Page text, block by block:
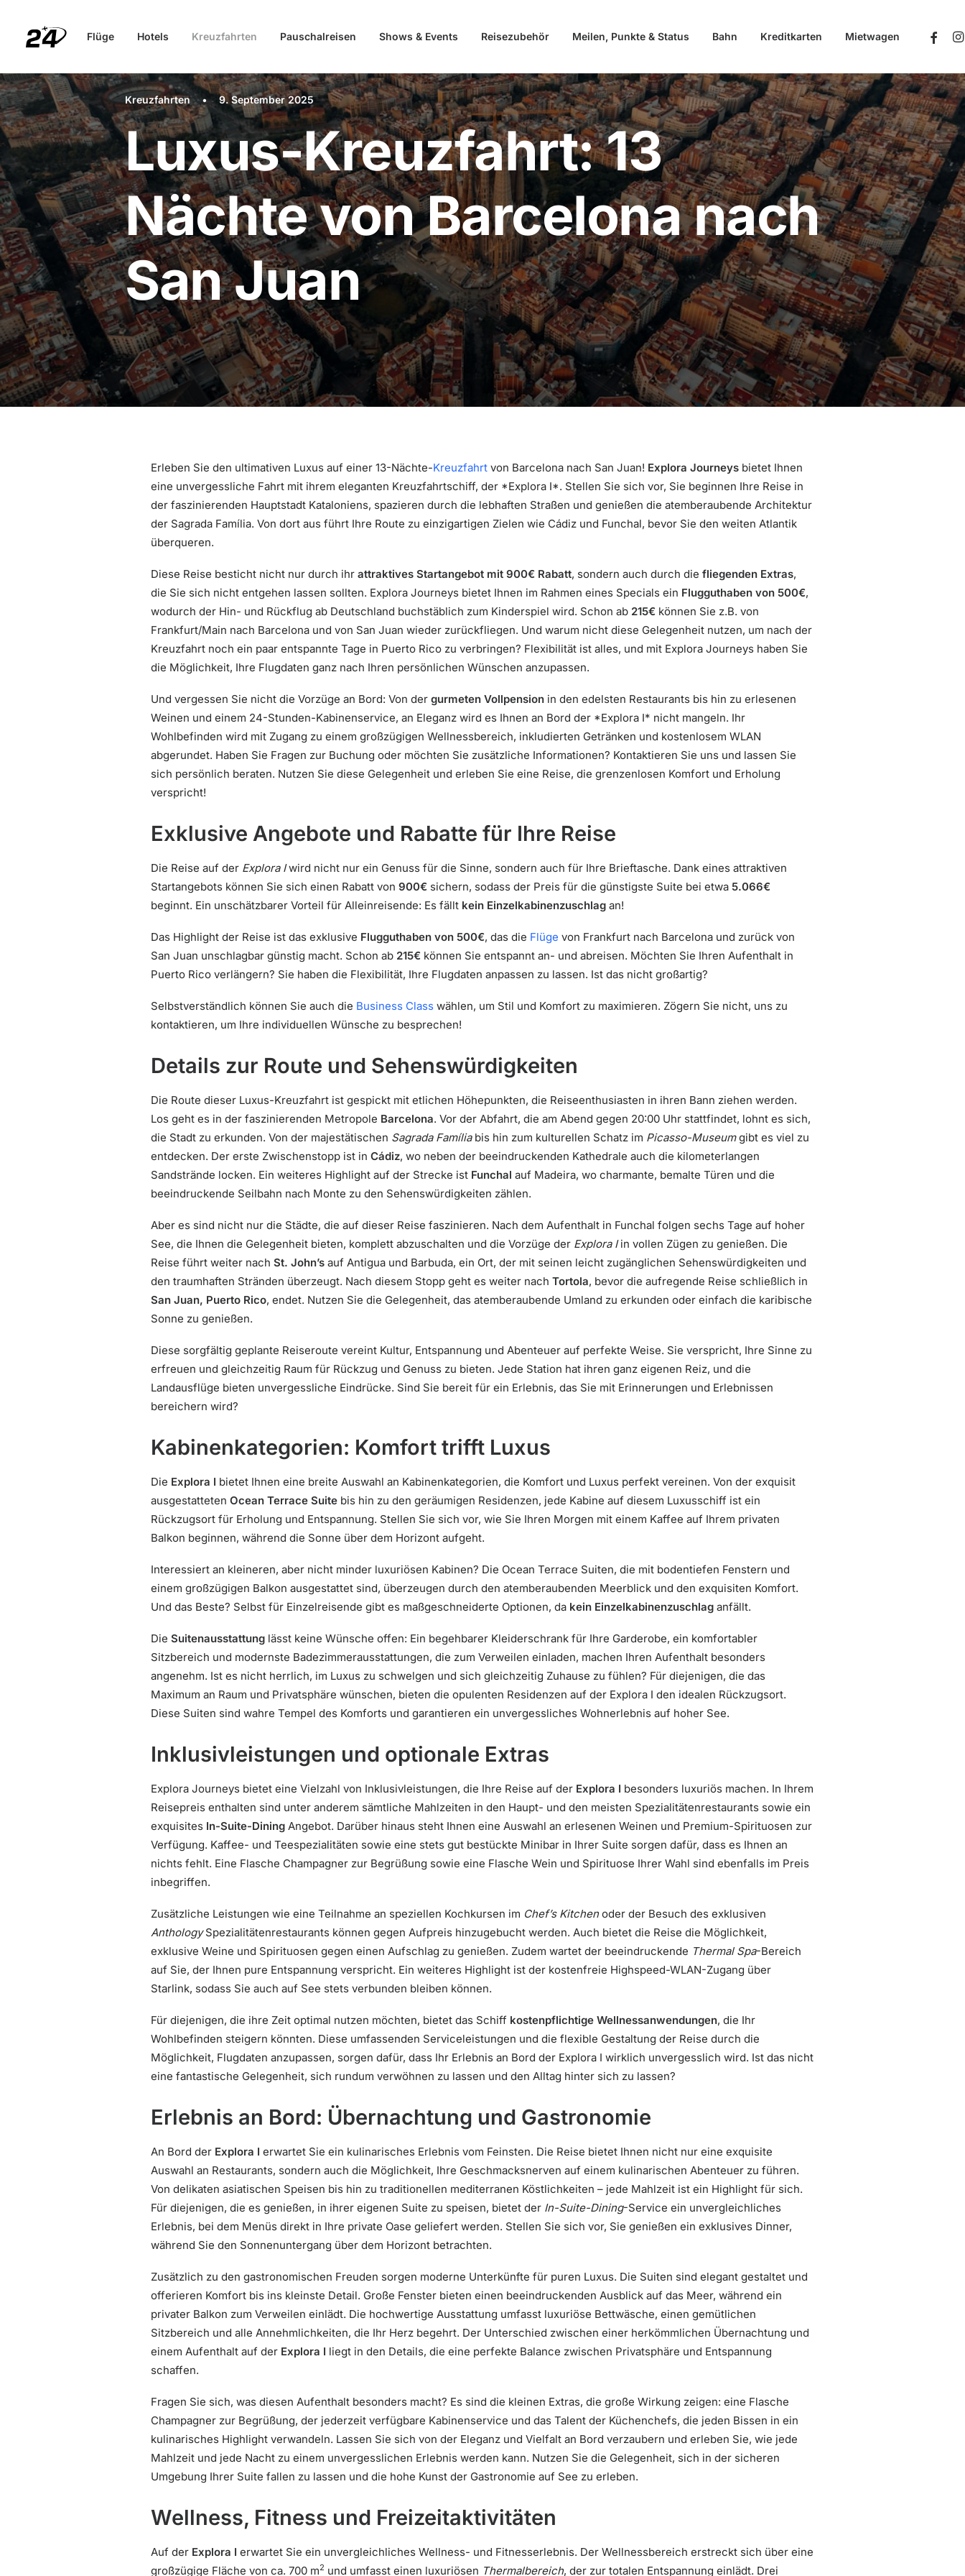
Flüge Hotels Kreuzfahrten Pauschalreisen Shows & Events Reisezubehör Meilen, Punkte & Status Bahn Kreditkarten Mietwagen
Kreuzfahrten • 9. September 2025
Luxus-Kreuzfahrt: 13
Nächte von Barcelona nach
San Juan
Erleben Sie den ultimativen Luxus auf einer 13-Nächte-Kreuzfahrt von Barcelona nach San Juan! Explora Journeys bietet Ihnen
eine unvergessliche Fahrt mit ihrem eleganten Kreuzfahrtschiff, der *Explora I*. Stellen Sie sich vor, Sie beginnen Ihre Reise in
der faszinierenden Hauptstadt Kataloniens, spazieren durch die lebhaften Straßen und genießen die atemberaubende Architektur
der Sagrada Família. Von dort aus führt Ihre Route zu einzigartigen Zielen wie Cádiz und Funchal, bevor Sie den weiten Atlantik
überqueren.
Diese Reise besticht nicht nur durch ihr attraktives Startangebot mit 900€ Rabatt, sondern auch durch die fliegenden Extras,
die Sie sich nicht entgehen lassen sollten. Explora Journeys bietet Ihnen im Rahmen eines Specials ein Flugguthaben von 500€,
wodurch der Hin- und Rückflug ab Deutschland buchstäblich zum Kinderspiel wird. Schon ab 215€ können Sie z.B. von
Frankfurt/Main nach Barcelona und von San Juan wieder zurückfliegen. Und warum nicht diese Gelegenheit nutzen, um nach der
Kreuzfahrt noch ein paar entspannte Tage in Puerto Rico zu verbringen? Flexibilität ist alles, und mit Explora Journeys haben Sie
die Möglichkeit, Ihre Flugdaten ganz nach Ihren persönlichen Wünschen anzupassen.
Und vergessen Sie nicht die Vorzüge an Bord: Von der gurmeten Vollpension in den edelsten Restaurants bis hin zu erlesenen
Weinen und einem 24-Stunden-Kabinenservice, an Eleganz wird es Ihnen an Bord der *Explora I* nicht mangeln. Ihr
Wohlbefinden wird mit Zugang zu einem großzügigen Wellnessbereich, inkludierten Getränken und kostenlosem WLAN
abgerundet. Haben Sie Fragen zur Buchung oder möchten Sie zusätzliche Informationen? Kontaktieren Sie uns und lassen Sie
sich persönlich beraten. Nutzen Sie diese Gelegenheit und erleben Sie eine Reise, die grenzenlosen Komfort und Erholung
verspricht!
Exklusive Angebote und Rabatte für Ihre Reise
Die Reise auf der Explora Iwird nicht nur ein Genuss für die Sinne, sondern auch für Ihre Brieftasche. Dank eines attraktiven
Startangebots können Sie sich einen Rabatt von 900€ sichern, sodass der Preis für die günstigste Suite bei etwa 5.066€
beginnt. Ein unschätzbarer Vorteil für Alleinreisende: Es fällt kein Einzelkabinenzuschlag an!
Das Highlight der Reise ist das exklusive Flugguthaben von 500€, das die Flüge von Frankfurt nach Barcelona und zurück von
San Juan unschlagbar günstig macht. Schon ab 215€ können Sie entspannt an- und abreisen. Möchten Sie Ihren Aufenthalt in
Puerto Rico verlängern? Sie haben die Flexibilität, Ihre Flugdaten anpassen zu lassen. Ist das nicht großartig?
Selbstverständlich können Sie auch die Business Class wählen, um Stil und Komfort zu maximieren. Zögern Sie nicht, uns zu
kontaktieren, um Ihre individuellen Wünsche zu besprechen!
Details zur Route und Sehenswürdigkeiten
Die Route dieser Luxus-Kreuzfahrt ist gespickt mit etlichen Höhepunkten, die Reiseenthusiasten in ihren Bann ziehen werden.
Los geht es in der faszinierenden Metropole Barcelona. Vor der Abfahrt, die am Abend gegen 20:00 Uhr stattfindet, lohnt es sich,
die Stadt zu erkunden. Von der majestätischen Sagrada Famíliabis hin zum kulturellen Schatz im Picasso-Museumgibt es viel zu
entdecken. Der erste Zwischenstopp ist in Cádiz, wo neben der beeindruckenden Kathedrale auch die kilometerlangen
Sandstrände locken. Ein weiteres Highlight auf der Strecke ist Funchal auf Madeira, wo charmante, bemalte Türen und die
beeindruckende Seilbahn nach Monte zu den Sehenswürdigkeiten zählen.
Aber es sind nicht nur die Städte, die auf dieser Reise faszinieren. Nach dem Aufenthalt in Funchal folgen sechs Tage auf hoher
See, die Ihnen die Gelegenheit bieten, komplett abzuschalten und die Vorzüge der Explora Iin vollen Zügen zu genießen. Die
Reise führt weiter nach St. John’s auf Antigua und Barbuda, ein Ort, der mit seinen leicht zugänglichen Sehenswürdigkeiten und
den traumhaften Stränden überzeugt. Nach diesem Stopp geht es weiter nach Tortola, bevor die aufregende Reise schließlich in
San Juan, Puerto Rico, endet. Nutzen Sie die Gelegenheit, das atemberaubende Umland zu erkunden oder einfach die karibische
Sonne zu genießen.
Diese sorgfältig geplante Reiseroute vereint Kultur, Entspannung und Abenteuer auf perfekte Weise. Sie verspricht, Ihre Sinne zu
erfreuen und gleichzeitig Raum für Rückzug und Genuss zu bieten. Jede Station hat ihren ganz eigenen Reiz, und die
Landausflüge bieten unvergessliche Eindrücke. Sind Sie bereit für ein Erlebnis, das Sie mit Erinnerungen und Erlebnissen
bereichern wird?
Kabinenkategorien: Komfort trifft Luxus
Die Explora I bietet Ihnen eine breite Auswahl an Kabinenkategorien, die Komfort und Luxus perfekt vereinen. Von der exquisit
ausgestatteten Ocean Terrace Suite bis hin zu den geräumigen Residenzen, jede Kabine auf diesem Luxusschiff ist ein
Rückzugsort für Erholung und Entspannung. Stellen Sie sich vor, wie Sie Ihren Morgen mit einem Kaffee auf Ihrem privaten
Balkon beginnen, während die Sonne über dem Horizont aufgeht.
Interessiert an kleineren, aber nicht minder luxuriösen Kabinen? Die Ocean Terrace Suiten, die mit bodentiefen Fenstern und
einem großzügigen Balkon ausgestattet sind, überzeugen durch den atemberaubenden Meerblick und den exquisiten Komfort.
Und das Beste? Selbst für Einzelreisende gibt es maßgeschneiderte Optionen, da kein Einzelkabinenzuschlag anfällt.
Die Suitenausstattung lässt keine Wünsche offen: Ein begehbarer Kleiderschrank für Ihre Garderobe, ein komfortabler
Sitzbereich und modernste Badezimmerausstattungen, die zum Verweilen einladen, machen Ihren Aufenthalt besonders
angenehm. Ist es nicht herrlich, im Luxus zu schwelgen und sich gleichzeitig Zuhause zu fühlen? Für diejenigen, die das
Maximum an Raum und Privatsphäre wünschen, bieten die opulenten Residenzen auf der Explora I den idealen Rückzugsort.
Diese Suiten sind wahre Tempel des Komforts und garantieren ein unvergessliches Wohnerlebnis auf hoher See.
Inklusivleistungen und optionale Extras
Explora Journeys bietet eine Vielzahl von Inklusivleistungen, die Ihre Reise auf der Explora I besonders luxuriös machen. In Ihrem
Reisepreis enthalten sind unter anderem sämtliche Mahlzeiten in den Haupt- und den meisten Spezialitätenrestaurants sowie ein
exquisites In-Suite-Dining Angebot. Darüber hinaus steht Ihnen eine Auswahl an erlesenen Weinen und Premium-Spirituosen zur
Verfügung. Kaffee- und Teespezialitäten sowie eine stets gut bestückte Minibar in Ihrer Suite sorgen dafür, dass es Ihnen an
nichts fehlt. Eine Flasche Champagner zur Begrüßung sowie eine Flasche Wein und Spirituose Ihrer Wahl sind ebenfalls im Preis
inbegriffen.
Zusätzliche Leistungen wie eine Teilnahme an speziellen Kochkursen im Chef’s Kitchenoder der Besuch des exklusiven
AnthologySpezialitätenrestaurants können gegen Aufpreis hinzugebucht werden. Auch bietet die Reise die Möglichkeit,
exklusive Weine und Spirituosen gegen einen Aufschlag zu genießen. Zudem wartet der beeindruckende Thermal Spa-Bereich
auf Sie, der Ihnen pure Entspannung verspricht. Ein weiteres Highlight ist der kostenfreie Highspeed-WLAN-Zugang über
Starlink, sodass Sie auch auf See stets verbunden bleiben können.
Für diejenigen, die ihre Zeit optimal nutzen möchten, bietet das Schiff kostenpflichtige Wellnessanwendungen, die Ihr
Wohlbefinden steigern könnten. Diese umfassenden Serviceleistungen und die flexible Gestaltung der Reise durch die
Möglichkeit, Flugdaten anzupassen, sorgen dafür, dass Ihr Erlebnis an Bord der Explora I wirklich unvergesslich wird. Ist das nicht
eine fantastische Gelegenheit, sich rundum verwöhnen zu lassen und den Alltag hinter sich zu lassen?
Erlebnis an Bord: Übernachtung und Gastronomie
An Bord der Explora I erwartet Sie ein kulinarisches Erlebnis vom Feinsten. Die Reise bietet Ihnen nicht nur eine exquisite
Auswahl an Restaurants, sondern auch die Möglichkeit, Ihre Geschmacksnerven auf einem kulinarischen Abenteuer zu führen.
Von delikaten asiatischen Speisen bis hin zu traditionellen mediterranen Köstlichkeiten – jede Mahlzeit ist ein Highlight für sich.
Für diejenigen, die es genießen, in ihrer eigenen Suite zu speisen, bietet der In-Suite-Dining-Service ein unvergleichliches
Erlebnis, bei dem Menüs direkt in Ihre private Oase geliefert werden. Stellen Sie sich vor, Sie genießen ein exklusives Dinner,
während Sie den Sonnenuntergang über dem Horizont betrachten.
Zusätzlich zu den gastronomischen Freuden sorgen moderne Unterkünfte für puren Luxus. Die Suiten sind elegant gestaltet und
offerieren Komfort bis ins kleinste Detail. Große Fenster bieten einen beeindruckenden Ausblick auf das Meer, während ein
privater Balkon zum Verweilen einlädt. Die hochwertige Ausstattung umfasst luxuriöse Bettwäsche, einen gemütlichen
Sitzbereich und alle Annehmlichkeiten, die Ihr Herz begehrt. Der Unterschied zwischen einer herkömmlichen Übernachtung und
einem Aufenthalt auf der Explora I liegt in den Details, die eine perfekte Balance zwischen Privatsphäre und Entspannung
schaffen.
Fragen Sie sich, was diesen Aufenthalt besonders macht? Es sind die kleinen Extras, die große Wirkung zeigen: eine Flasche
Champagner zur Begrüßung, der jederzeit verfügbare Kabinenservice und das Talent der Küchenchefs, die jeden Bissen in ein
kulinarisches Highlight verwandeln. Lassen Sie sich von der Eleganz und Vielfalt an Bord verzaubern und erleben Sie, wie jede
Mahlzeit und jede Nacht zu einem unvergesslichen Erlebnis werden kann. Nutzen Sie die Gelegenheit, sich in der sicheren
Umgebung Ihrer Suite fallen zu lassen und die hohe Kunst der Gastronomie auf See zu erleben.
Wellness, Fitness und Freizeitaktivitäten
Auf der Explora I erwartet Sie ein unvergleichliches Wellness- und Fitnesserlebnis. Der Wellnessbereich erstreckt sich über eine
großzügige Fläche von ca. 700 m2 und umfasst einen luxuriösen Thermalbereich, der zur totalen Entspannung einlädt. Drei